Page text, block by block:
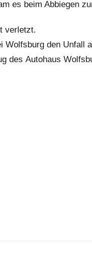
es beim Abbiegen
verletzt.
den Unfall
des Autohaus